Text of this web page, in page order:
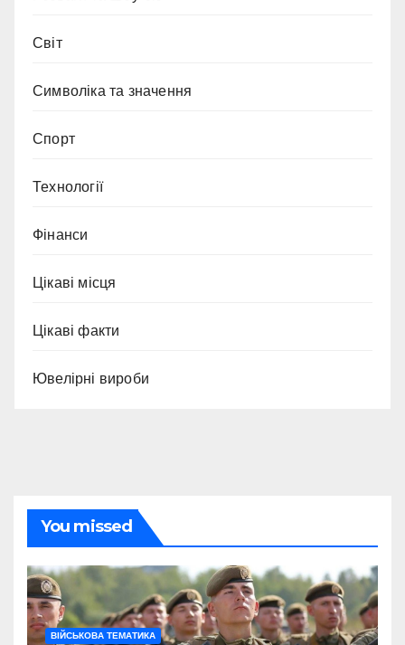
Світ
Символіка та значення
Спорт
Технології
Фінанси
Цікаві місця
Цікаві факти
Ювелірні вироби
You missed
ВІЙСЬКОВА ТЕМАТИКА